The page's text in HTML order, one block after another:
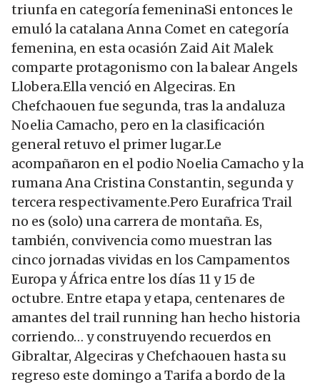
triunfa en categoría femeninaSi entonces le
emuló la catalana Anna Comet en categoría
femenina, en esta ocasión Zaid Ait Malek
comparte protagonismo con la balear Angels
Llobera.Ella venció en Algeciras. En
Chefchaouen fue segunda, tras la andaluza
Noelia Camacho, pero en la clasificación
general retuvo el primer lugar.Le
acompañaron en el podio Noelia Camacho y la
rumana Ana Cristina Constantin, segunda y
tercera respectivamente.Pero Eurafrica Trail
no es (solo) una carrera de montaña. Es,
también, convivencia como muestran las
cinco jornadas vividas en los Campamentos
Europa y África entre los días 11 y 15 de
octubre. Entre etapa y etapa, centenares de
amantes del trail running han hecho historia
corriendo… y construyendo recuerdos en
Gibraltar, Algeciras y Chefchaouen hasta su
regreso este domingo a Tarifa a bordo de la